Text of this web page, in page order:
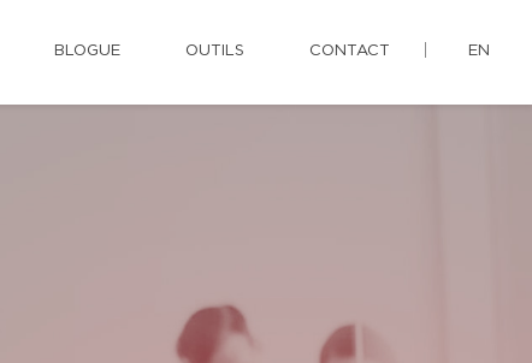
BLOGUE OUTILS CONTACT EN